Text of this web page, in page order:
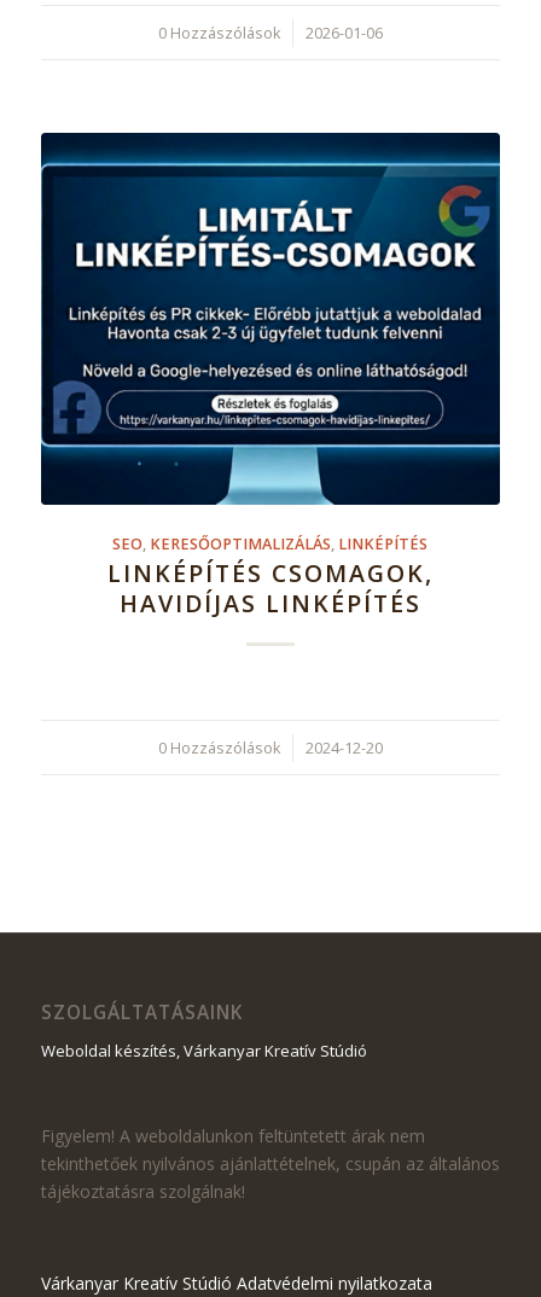
0 Hozzászólások
/ 2026-01-06
SEO, KERESŐOPTIMALIZÁLÁS, LINKÉPÍTÉS
LINKÉPÍTÉS CSOMAGOK,
HAVIDÍJAS LINKÉPÍTÉS
0 Hozzászólások
/ 2024-12-20
SZOLGÁLTATÁSAINK
Weboldal készítés, Várkanyar Kreatív Stúdió
Figyelem! A weboldalunkon feltüntetett árak nem
tekinthetőek nyilvános ajánlattételnek, csupán az általános
tájékoztatásra szolgálnak!
Várkanyar Kreatív Stúdió Adatvédelmi nyilatkozata